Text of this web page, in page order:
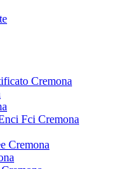
Cremona
Fci Cremona
Cremona